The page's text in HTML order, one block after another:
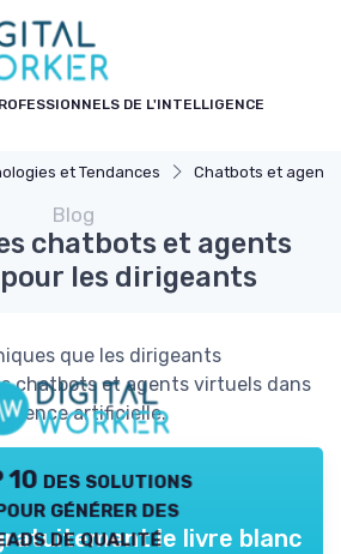
DE L'INTELLIGENCE
et Tendances Chatbots et
Blog
chatbots et agents
les dirigeants
que les dirigeants
chatbots et agents virtuels dans
artificielle.
10 des solutions
générer des
de qualitéle livre blanc